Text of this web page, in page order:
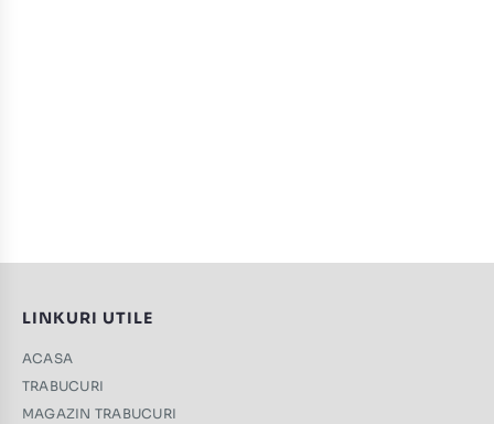
LINKURI UTILE
ACASA
TRABUCURI
MAGAZIN TRABUCURI